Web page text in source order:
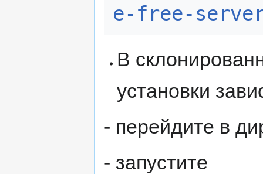
e-free-
В
установки
- перейдите в
- запустите